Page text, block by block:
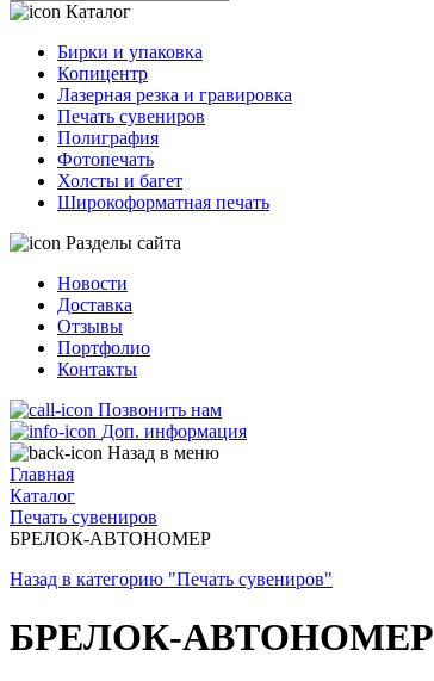
Каталог
Бирки и упаковка
Копицентр
Лазерная резка и гравировка
Печать сувениров
Полиграфия
Фотопечать
Холсты и багет
Широкоформатная печать
Разделы сайта
Новости
Доставка
Отзывы
Портфолио
Контакты
Позвонить нам
Доп. информация
Назад в меню
Главная
Каталог
Печать сувениров
БРЕЛОК-АВТОНОМЕР
Назад в категорию "Печать сувениров"
БРЕЛОК-АВТОНОМЕР